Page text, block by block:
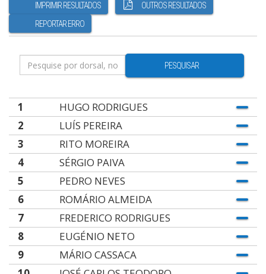
IMPRIMIR RESULTADOS
OUTROS RESULTADOS
REPORTAR ERRO
PESQUISAR
1
HUGO RODRIGUES
2
LUÍS PEREIRA
3
RITO MOREIRA
4
SÉRGIO PAIVA
5
PEDRO NEVES
6
ROMÁRIO ALMEIDA
7
FREDERICO RODRIGUES
8
EUGÉNIO NETO
9
MÁRIO CASSACA